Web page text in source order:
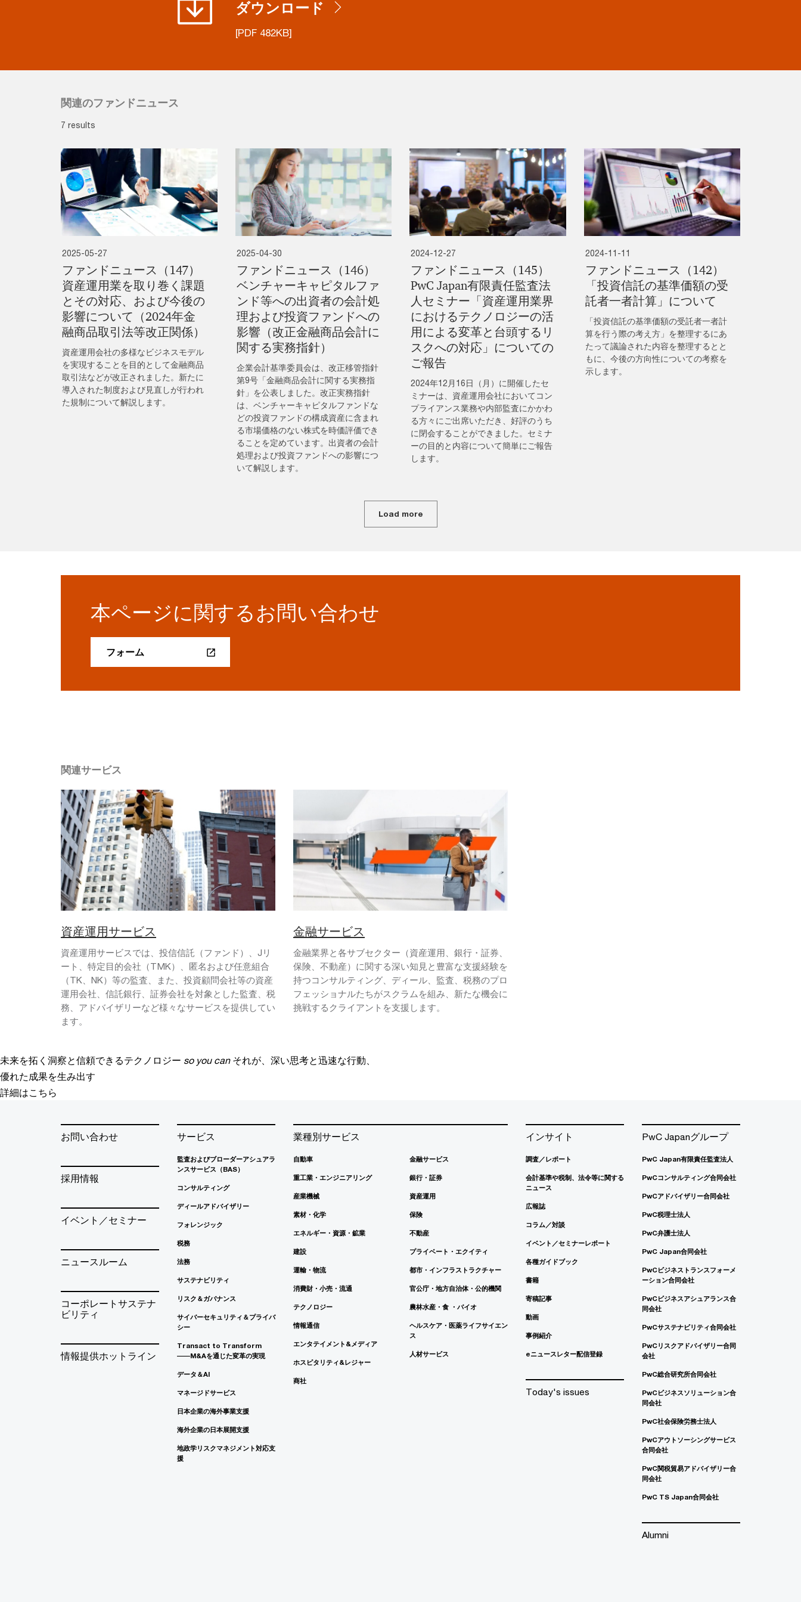
ダウンロード
[PDF 482KB]
関連のファンドニュース
7 results
2025-05-27
ファンドニュース（147）
資産運用業を取り巻く課題
とその対応、および今後の
影響について（2024年金
融商品取引法等改正関係）
資産運用会社の多様なビジネスモデル
を実現することを目的として金融商品
取引法などが改正されました。新たに
導入された制度および見直しが行われ
た規制について解説します。
2025-04-30
ファンドニュース（146）
ベンチャーキャピタルファ
ンド等への出資者の会計処
理および投資ファンドへの
影響（改正金融商品会計に
関する実務指針）
企業会計基準委員会は、改正移管指針
第9号「金融商品会計に関する実務指
針」を公表しました。改正実務指針
は、ベンチャーキャピタルファンドな
どの投資ファンドの構成資産に含まれ
る市場価格のない株式を時価評価でき
ることを定めています。出資者の会計
処理および投資ファンドへの影響につ
いて解説します。
2024-12-27
ファンドニュース（145）
PwC Japan有限責任監査法
人セミナー「資産運用業界
におけるテクノロジーの活
用による変革と台頭するリ
スクへの対応」についての
ご報告
2024年12月16日（月）に開催したセ
ミナーは、資産運用会社においてコン
プライアンス業務や内部監査にかかわ
る方々にご出席いただき、好評のうち
に閉会することができました。セミナ
ーの目的と内容について簡単にご報告
します。
2024-11-11
ファンドニュース（142）
「投資信託の基準価額の受
託者一者計算」について
「投資信託の基準価額の受託者一者計
算を行う際の考え方」を整理するにあ
たって議論された内容を整理するとと
もに、今後の方向性についての考察を
示します。
Load more
本ページに関するお問い合わせ
フォーム
関連サービス
資産運用サービス
資産運用サービスでは、投信信託（ファンド）、Jリ
ート、特定目的会社（TMK）、匿名および任意組合
（TK、NK）等の監査、また、投資顧問会社等の資産
運用会社、信託銀行、証券会社を対象とした監査、税
務、アドバイザリーなど様々なサービスを提供してい
ます。
金融サービス
金融業界と各サブセクター（資産運用、銀行・証券、
保険、不動産）に関する深い知見と豊富な支援経験を
持つコンサルティング、ディール、監査、税務のプロ
フェッショナルたちがスクラムを組み、新たな機会に
挑戦するクライアントを支援します。
未来を拓く洞察と信頼できるテクノロジー so you can それが、深い思考と迅速な行動、
優れた成果を生み出す
詳細はこちら
お問い合わせ
採用情報
イベント／セミナー
ニュースルーム
コーポレートサステナ
ビリティ
情報提供ホットライン
サービス
監査およびブローダーアシュアラ
ンスサービス（BAS）
コンサルティング
ディールアドバイザリー
フォレンジック
税務
法務
サステナビリティ
リスク＆ガバナンス
サイバーセキュリティ＆プライバ
シー
Transact to Transform
――M&Aを通じた変革の実現
データ＆AI
マネージドサービス
日本企業の海外事業支援
海外企業の日本展開支援
地政学リスクマネジメント対応支
援
業種別サービス
自動車
重工業・エンジニアリング
産業機械
素材・化学
エネルギー・資源・鉱業
建設
運輸・物流
消費財・小売・流通
テクノロジー
情報通信
エンタテイメント&メディア
ホスピタリティ&レジャー
商社
金融サービス
銀行・証券
資産運用
保険
不動産
プライベート・エクイティ
都市・インフラストラクチャー
官公庁・地方自治体・公的機関
農林水産・食 ・バイオ
ヘルスケア・医薬ライフサイエン
ス
人材サービス
インサイト
調査／レポート
会計基準や税制、法令等に関する
ニュース
広報誌
コラム／対談
イベント／セミナーレポート
各種ガイドブック
書籍
寄稿記事
動画
事例紹介
eニュースレター配信登録
Today's issues
PwC Japanグループ
PwC Japan有限責任監査法人
PwCコンサルティング合同会社
PwCアドバイザリー合同会社
PwC税理士法人
PwC弁護士法人
PwC Japan合同会社
PwCビジネストランスフォーメ
ーション合同会社
PwCビジネスアシュアランス合
同会社
PwCサステナビリティ合同会社
PwCリスクアドバイザリー合同
会社
PwC総合研究所合同会社
PwCビジネスソリューション合
同会社
PwC社会保険労務士法人
PwCアウトソーシングサービス
合同会社
PwC関税貿易アドバイザリー合
同会社
PwC TS Japan合同会社
Alumni